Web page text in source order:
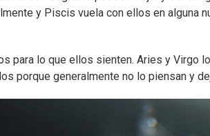
y Piscis vuela con ellos en alguna
para lo que ellos sienten. Aries y Virgo
porque generalmente no lo piensan y